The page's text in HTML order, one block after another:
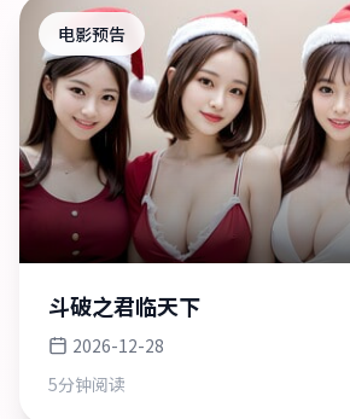
电影预告
斗破之君临天下
2026-12-28
5分钟阅读